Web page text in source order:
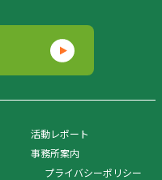
活動レポート
事務所案内
プライバシーポリシー